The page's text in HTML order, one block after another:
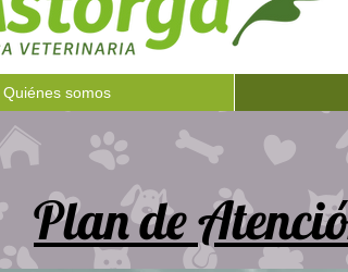
Quiénes somos
Plan de